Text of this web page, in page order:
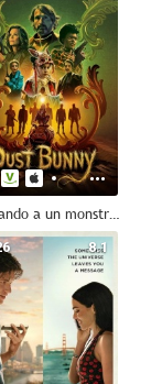
Atrapando a un monstruo
8.1